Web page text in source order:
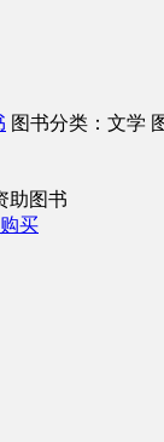
图书分类：文学
助图书
买